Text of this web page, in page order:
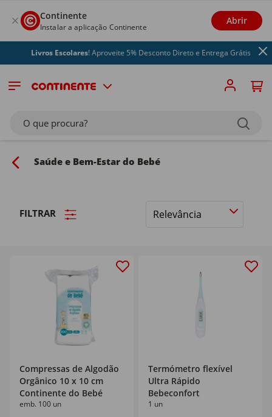
Continente
Instalar a aplicação Continente
Abrir
Livros Escolares! Aproveite 5% Desconto Direto e Entrega Grátis
O que procura?
Saúde e Bem-Estar do Bebé
FILTRAR
Ordenar
Compressas de Algodão
Orgânico 10 x 10 cm
Continente do Bebé
emb. 100 un
Termómetro flexível
Ultra Rápido
Bebeconfort
1 un